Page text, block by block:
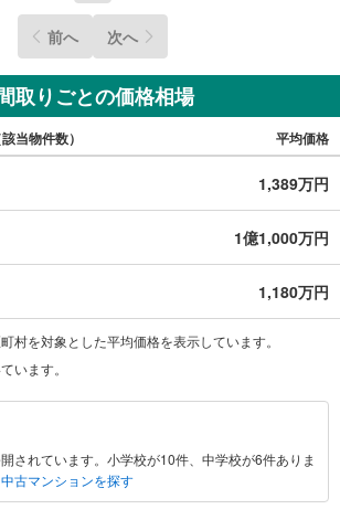
前へ 次へ
取りごとの価格相場
当物件数） 平均価格
1,389万円
1億1,000万円
1,180万円
村を対象とした平均価格を表示しています。
います。
されています。小学校が10件、中学校が6件ありま
古マンションを探す